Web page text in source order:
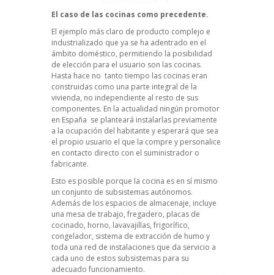
El caso de las cocinas como precedente.
El ejemplo más claro de producto complejo e
industrializado que ya se ha adentrado en el
ámbito doméstico, permitiendo la posibilidad
de elección para el usuario son las cocinas.
Hasta hace no tanto tiempo las cocinas eran
construidas como una parte integral de la
vivienda, no independiente al resto de sus
componentes. En la actualidad ningún promotor
en España se planteará instalarlas previamente
a la ocupación del habitante y esperará que sea
el propio usuario el que la compre y personalice
en contacto directo con el suministrador o
fabricante.
Esto es posible porque la cocina es en sí mismo
un conjunto de subsistemas autónomos.
Además de los espacios de almacenaje, incluye
una mesa de trabajo, fregadero, placas de
cocinado, horno, lavavajillas, frigorífico,
congelador, sistema de extracción de humo y
toda una red de instalaciones que da servicio a
cada uno de estos subsistemas para su
adecuado funcionamiento.